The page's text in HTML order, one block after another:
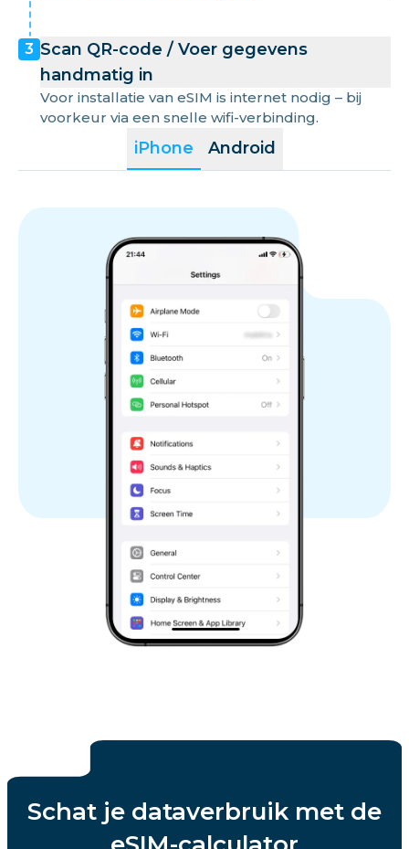
iPhone Android
3 Scan QR-code / Voer gegevens
handmatig in
Voor installatie van eSIM is internet nodig – bij
voorkeur via een snelle wifi-verbinding.
Schat je dataverbruik met de